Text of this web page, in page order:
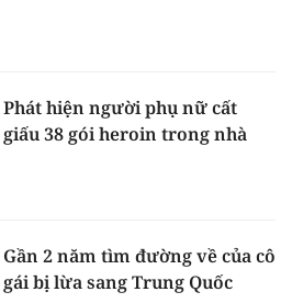
Phát hiện người phụ nữ cất
giấu 38 gói heroin trong nhà
Gần 2 năm tìm đường về của cô
gái bị lừa sang Trung Quốc